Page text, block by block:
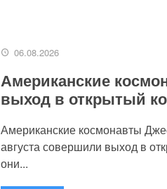
06.08.2026
Американские
выход в открытый
Американские космонавты
августа совершили выход в
они...